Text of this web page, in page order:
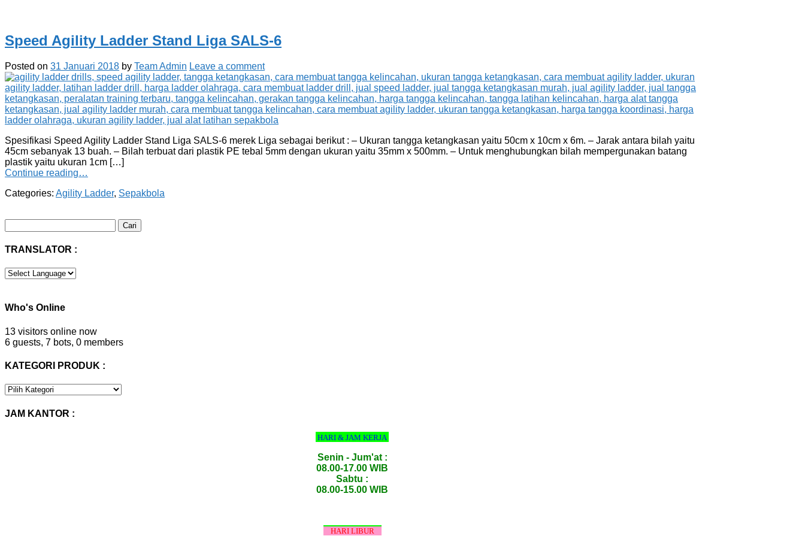
Speed Agility Ladder Stand Liga SALS-6
Posted on 31 Januari 2018 by Team Admin Leave a comment
Spesifikasi Speed Agility Ladder Stand Liga SALS-6 merek Liga sebagai berikut : – Ukuran tangga ketangkasan yaitu 50cm x 10cm x 6m. – Jarak antara bilah yaitu
45cm sebanyak 13 buah. – Bilah terbuat dari plastik PE tebal 5mm dengan ukuran yaitu 35mm x 500mm. – Untuk menghubungkan bilah mempergunakan batang
plastik yaitu ukuran 1cm […]
Continue reading…
Categories: Agility Ladder, Sepakbola
untuk:
TRANSLATOR :
Who's Online
13 visitors online now
6 guests, 7 bots, 0 members
KATEGORI PRODUK :
KATEGORI
JAM KANTOR :
HARI & JAM KERJA
Senin - Jum'at :
08.00-17.00 WIB
Sabtu :
08.00-15.00 WIB
HARI LIBUR